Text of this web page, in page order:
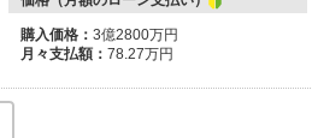
購入価格： 3億2800万円
月々支払額： 78.27万円